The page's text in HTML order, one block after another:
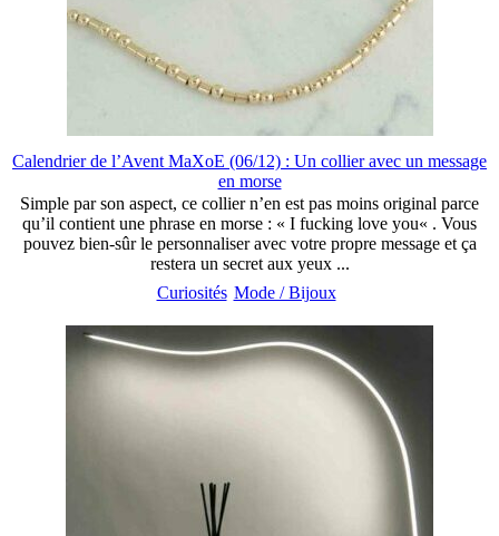
Calendrier de l’Avent MaXoE (06/12) : Un collier avec un message
en morse
Simple par son aspect, ce collier n’en est pas moins original parce
qu’il contient une phrase en morse : « I fucking love you« . Vous
pouvez bien-sûr le personnaliser avec votre propre message et ça
restera un secret aux yeux ...
Curiosités Mode / Bijoux